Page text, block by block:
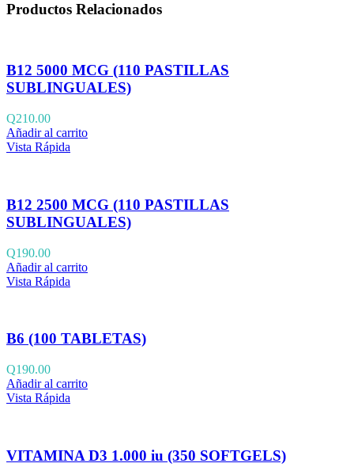
Productos Relacionados
B12 5000 MCG (110 PASTILLAS
SUBLINGUALES)
Q210.00
Añadir al carrito
Vista Rápida
B12 2500 MCG (110 PASTILLAS
SUBLINGUALES)
Q190.00
Añadir al carrito
Vista Rápida
B6 (100 TABLETAS)
Q190.00
Añadir al carrito
Vista Rápida
VITAMINA D3 1.000 iu (350 SOFTGELS)